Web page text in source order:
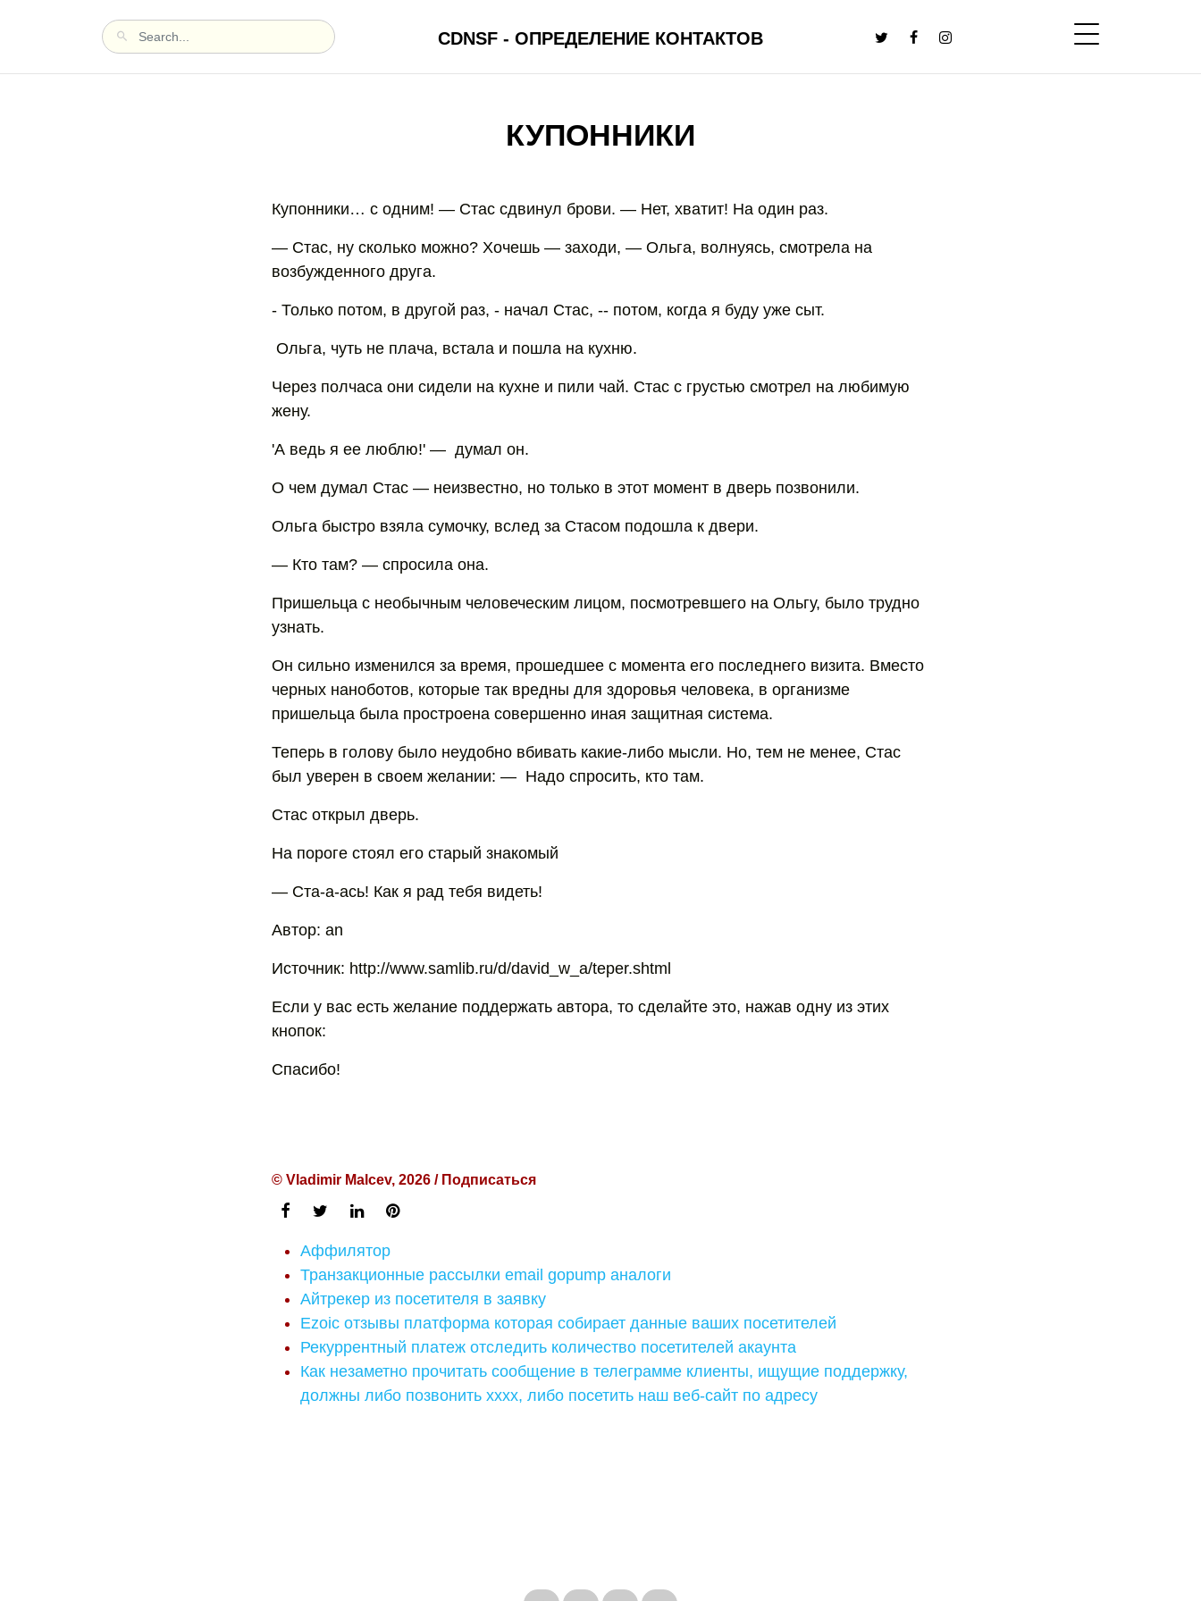
CDNSF - ОПРЕДЕЛЕНИЕ КОНТАКТОВ
КУПОННИКИ
Купонники… с одним! — Стас сдвинул брови. — Нет, хватит! На один раз.
— Стас, ну сколько можно? Хочешь — заходи, — Ольга, волнуясь, смотрела на
возбужденного друга.
- Только потом, в другой раз, - начал Стас, -- потом, когда я буду уже сыт.
Ольга, чуть не плача, встала и пошла на кухню.
Через полчаса они сидели на кухне и пили чай. Стас с грустью смотрел на любимую
жену.
'А ведь я ее люблю!' — думал он.
О чем думал Стас — неизвестно, но только в этот момент в дверь позвонили.
Ольга быстро взяла сумочку, вслед за Стасом подошла к двери.
— Кто там? — спросила она.
Пришельца с необычным человеческим лицом, посмотревшего на Ольгу, было трудно
узнать.
Он сильно изменился за время, прошедшее с момента его последнего визита. Вместо
черных наноботов, которые так вредны для здоровья человека, в организме
пришельца была простроена совершенно иная защитная система.
Теперь в голову было неудобно вбивать какие-либо мысли. Но, тем не менее, Стас
был уверен в своем желании: — Надо спросить, кто там.
Стас открыл дверь.
На пороге стоял его старый знакомый
— Ста-а-ась! Как я рад тебя видеть!
Автор: an
Источник: http://www.samlib.ru/d/david_w_a/teper.shtml
Если у вас есть желание поддержать автора, то сделайте это, нажав одну из этих
кнопок:
Спасибо!
© Vladimir Malcev, 2026 / Подписаться
Аффилятор
Транзакционные рассылки email gopump аналоги
Айтрекер из посетителя в заявку
Ezoic отзывы платформа которая собирает данные ваших посетителей
Рекуррентный платеж отследить количество посетителей акаунта
Как незаметно прочитать сообщение в телеграмме клиенты, ищущие поддержку,
должны либо позвонить xxxx, либо посетить наш веб-сайт по адресу